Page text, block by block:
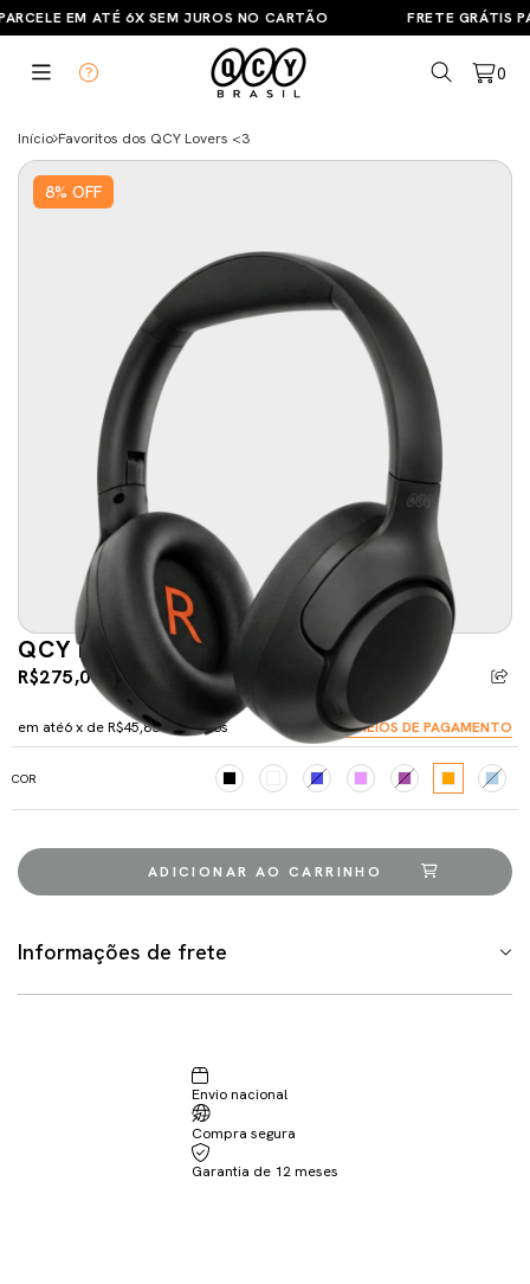
EM ATÉ 6X SEM JUROS NO CARTÃO FRETE GRÁTIS
0
8% OFF
Início Favoritos dos QCY Lovers <3
QCY H3 ANC
R$275,00 R$298,00
-7%
5% de desconto
pagando com Pix
em até6x deR$45,83sem juros VER MEIOS DE PAGAMENTO
COR
Informações de frete
Envio nacional
Compra segura
Garantia de 12 meses